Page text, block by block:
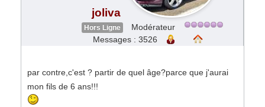
joliva
Hors Ligne
Modérateur
Messages : 3526
par contre,c'est ? partir de quel âge?parce que j'aurai
mon fils de 6 ans!!!